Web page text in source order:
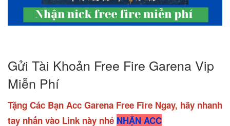
Gửi Tài Khoản Free Fire Garena Vip
Miễn Phí
Tặng Các Bạn Acc Garena Free Fire Ngay, hãy nhanh
tay nhấn vào Link này nhé NHẬN ACC